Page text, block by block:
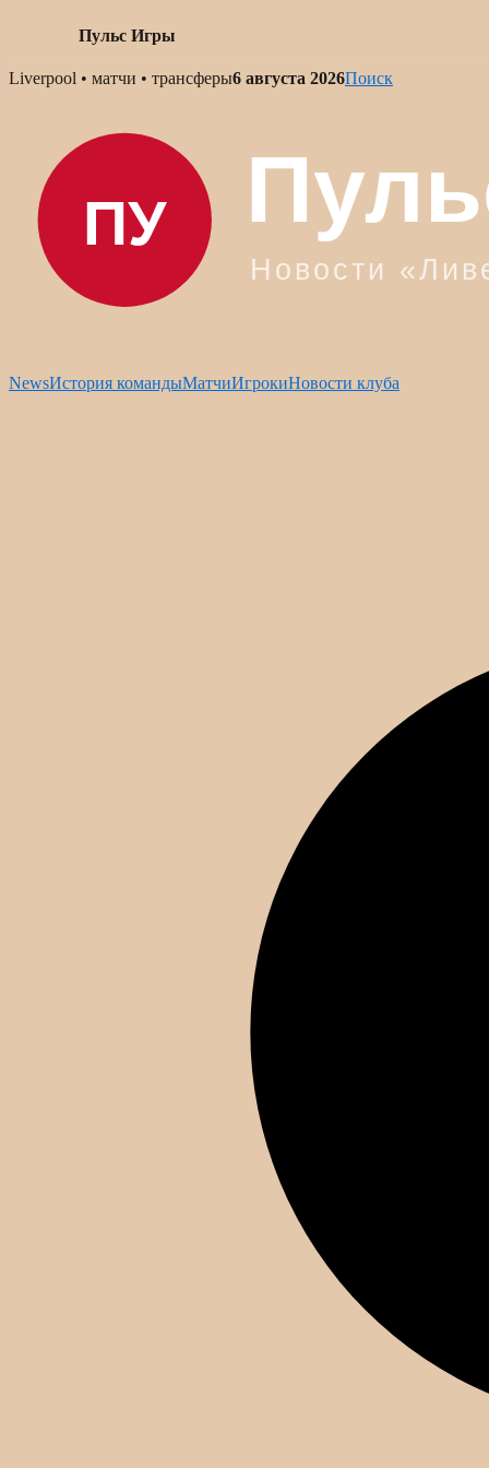
Пульс Игры
Skip
Liverpool • матчи • трансферы6 августа 2026Поиск
NewsИстория командыМатчиИгрокиНовости клуба